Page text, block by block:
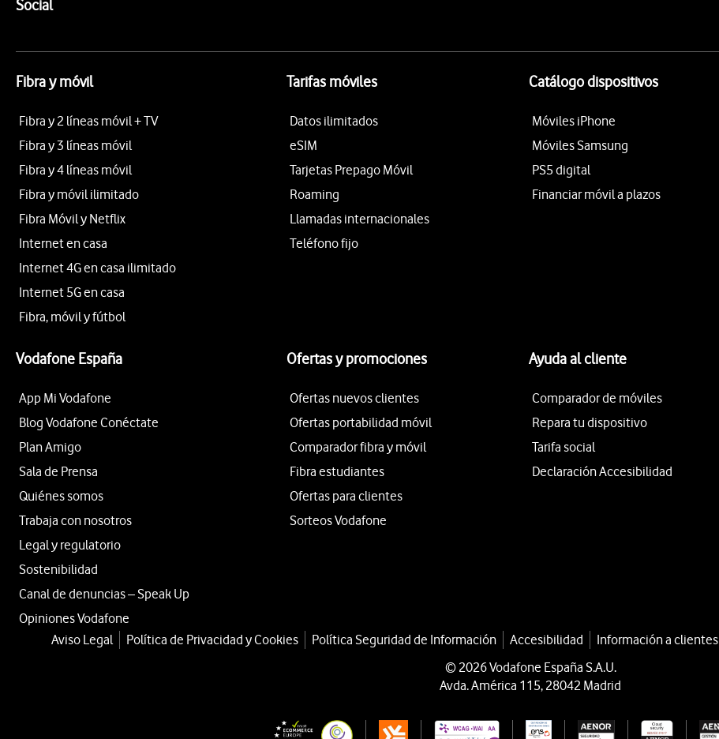
SocialEnlaces a las redes sociales de Vodafone
Fibra y móvil
Fibra y 2 líneas móvil + TV
Fibra y 3 líneas móvil
Fibra y 4 líneas móvil
Fibra y móvil ilimitado
Fibra Móvil y Netflix
Internet en casa
Internet 4G en casa ilimitado
Internet 5G en casa
Fibra, móvil y fútbol
Tarifas móviles
Datos ilimitados
eSIM
Tarjetas Prepago Móvil
Roaming
Llamadas internacionales
Teléfono fijo
Catálogo dispositivos
Móviles iPhone
Móviles Samsung
PS5 digital
Financiar móvil a plazos
Vodafone España
App Mi Vodafone
Blog Vodafone Conéctate
Plan Amigo
Sala de Prensa
Quiénes somos
Trabaja con nosotros
Legal y regulatorio
Sostenibilidad
Canal de denuncias – Speak Up
Opiniones Vodafone
Ofertas y promociones
Ofertas nuevos clientes
Ofertas portabilidad móvil
Comparador fibra y móvil
Fibra estudiantes
Ofertas para clientes
Sorteos Vodafone
Ayuda al cliente
Comparador de móviles
Repara tu dispositivo
Tarifa social
Declaración Accesibilidad
Aviso Legal Política de Privacidad y Cookies Política Seguridad de Información Accesibilidad Información a clientes
© 2026 Vodafone España S.A.U.
Avda. América 115, 28042 Madrid